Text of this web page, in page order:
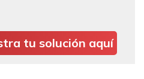
tu solución aquí